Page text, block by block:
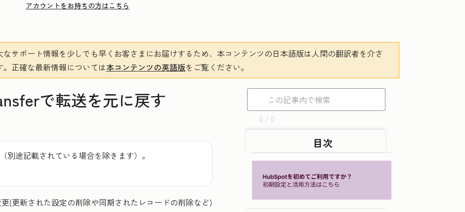
アカウントをお持ちの方はこちら
なサポート情報を少しでも早くお客さまにお届けするため、本コンテンツの日本語版は人間の翻訳者を介さ
正確な最新情報については本コンテンツの英語版をご覧ください。
で転送を元に戻す
別途記載されている場合を除きます）。
(更新された設定の削除や同期されたレコードの削除など)
0 / 0
目次